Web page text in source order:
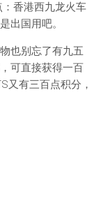
香港西九龙火车
出国用吧。
也别忘了有九五
可直接获得一百
又有三百点积分，